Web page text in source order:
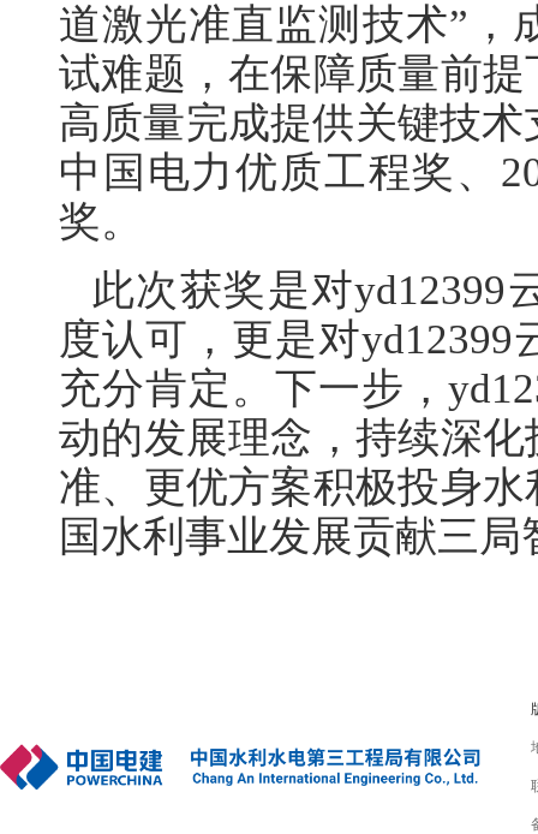
道激光准直监测技术”，
试难题，在保障质量前
高质量完成提供关键技
中国电力优质工程奖、
奖。
此次获奖是对yd12399
度认可，更是对
充分肯定。下一步，
动的发展理念，持续深
准、更优方案积极投身
国水利事业发展贡献三局